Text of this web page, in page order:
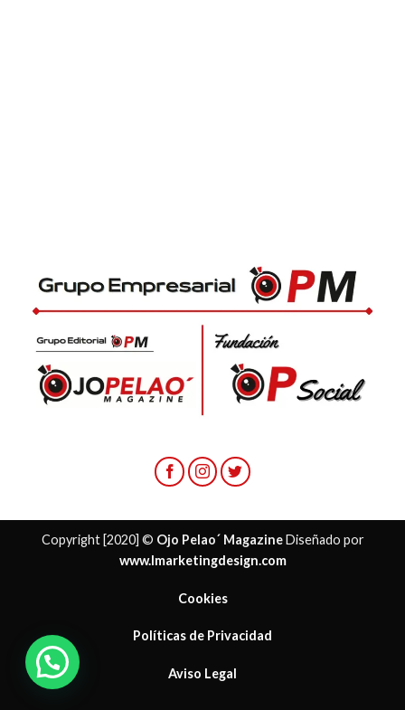
Copyright [2020] © Ojo Pelao´ MagazineDiseñado por
www.lmarketingdesign.com
Cookies
Políticas de Privacidad
Aviso Legal